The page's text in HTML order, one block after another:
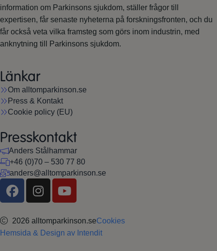
information om Parkinsons sjukdom, ställer frågor till
expertisen, får senaste nyheterna på forskningsfronten, och du
får också veta vilka framsteg som görs inom industrin, med
anknytning till Parkinsons sjukdom.
Länkar
Om alltomparkinson.se
Press & Kontakt
Cookie policy (EU)
Presskontakt
Anders Stålhammar
+46 (0)70 – 530 77 80
anders@alltomparkinson.se
2026 alltomparkinson.seCookies
Hemsida & Design av Intendit